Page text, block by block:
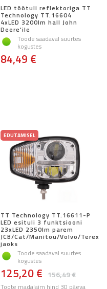
LED töötuli reflektoriga TT
Technology TT.16604
4xLED 3200lm hall John
Deere'ile
Toode saadaval suurtes
kogustes
84,49 €
EDUTAMISEL
TT Technology TT.16611-P
LED esituli 3 funktsiooni
23xLED 2350lm parem
JCB/Cat/Manitou/Volvo/Terex
jaoks
Toode saadaval suurtes
kogustes
156,49 €
125,20 €
Toote madalaim hind 30 päeva